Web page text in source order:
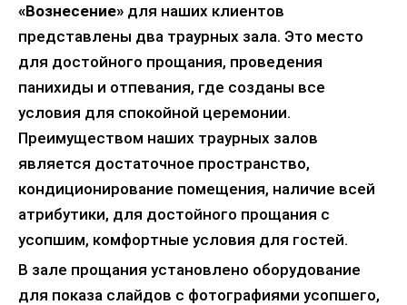
«Вознесение» для наших клиентов
представлены два траурных зала. Это место
для достойного прощания, проведения
панихиды и отпевания, где созданы все
условия для спокойной церемонии.
Преимуществом наших траурных залов
является достаточное пространство,
кондиционирование помещения, наличие всей
атрибутики, для достойного прощания с
усопшим, комфортные условия для гостей.
В зале прощания установлено оборудование
для показа слайдов с фотографиями усопшего,